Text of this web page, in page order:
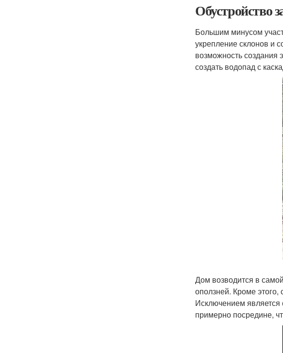
Обустройство
Большим минусом
укрепление склонов и
возможность
создать водопад с
Дом возводится в
оползней. Кроме этого,
Исключением
примерно посредине,